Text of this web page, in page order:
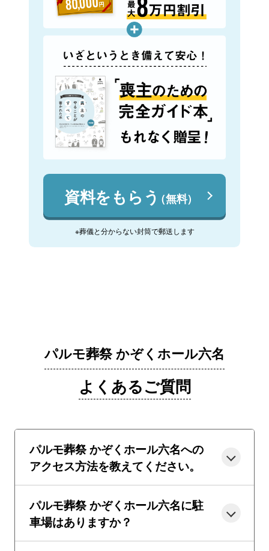
資料をもらう（無料）
※葬儀と分からない封筒で郵送します
パルモ葬祭 かぞくホール六名
よくあるご質問
パルモ葬祭 かぞくホール六名への
アクセス方法を教えてください。
パルモ葬祭 かぞくホール六名に駐
車場はありますか？